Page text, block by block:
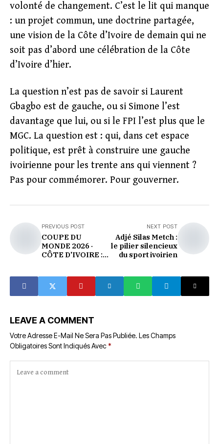
volonté de changement. C’est le lit qui manque
: un projet commun, une doctrine partagée,
une vision de la Côte d’Ivoire de demain qui ne
soit pas d’abord une célébration de la Côte
d’Ivoire d’hier.
La question n’est pas de savoir si Laurent
Gbagbo est de gauche, ou si Simone l’est
davantage que lui, ou si le FPI l’est plus que le
MGC. La question est : qui, dans cet espace
politique, est prêt à construire une gauche
ivoirienne pour les trente ans qui viennent ?
Pas pour commémorer. Pour gouverner.
PREVIOUS POST
COUPE DU
MONDE 2026 ·
CÔTE D'IVOIRE :
une liste
construite pour
l'Amérique
NEXT POST
Adjé Silas Metch :
le pilier silencieux
du sport ivoirien
LEAVE A COMMENT
Votre Adresse E-Mail Ne Sera Pas Publiée. Les Champs
Obligatoires Sont Indiqués Avec*